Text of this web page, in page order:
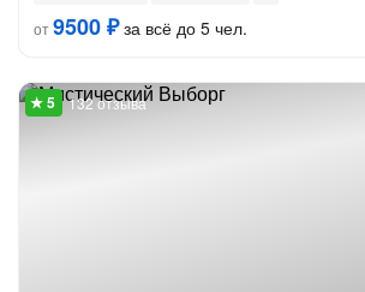
от9500 ₽за всё до 5 чел.
132 отзыва